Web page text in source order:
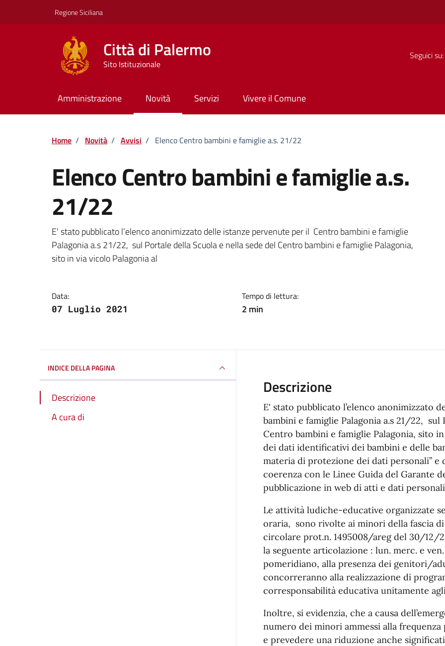
Regione Siciliana
Città di Palermo
Sito Istituzionale
Seguici su:
Amministrazione Novità Servizi Vivere il Comune
Home / Novità / Avvisi / Elenco Centro bambini e famiglie a.s. 21/22
Elenco Centro bambini e famiglie a.s.
21/22
Dettagli della notizia
E' stato pubblicato l’elenco anonimizzato delle istanze pervenute per il Centro bambini e famiglie
Palagonia a.s 21/22, sul Portale della Scuola e nella sede del Centro bambini e famiglie Palagonia,
sito in via vicolo Palagonia al
Data:
07 Luglio 2021
Tempo di lettura:
2 min
INDICE DELLA PAGINA
Descrizione
A cura di
Descrizione
E' stato pubblicato l’elenco anonimizzato
bambini e famiglie Palagonia a.s 21/22,
Centro bambini e famiglie Palagonia, sito
dei dati identificativi dei bambini e delle
materia di protezione dei dati personali” e
coerenza con le Linee Guida del Garante
pubblicazione in web di atti e dati
Le attività ludiche-educative organizzate
oraria, sono rivolte ai minori della fascia di
circolare prot.n. 1495008/areg del 30/12/
la seguente articolazione : lun. merc. e
pomeridiano, alla presenza dei genitori/
concorreranno alla realizzazione di
corresponsabilità educativa unitamente
Inoltre, si evidenzia, che a causa
numero dei minori ammessi alla
e prevedere una riduzione anche